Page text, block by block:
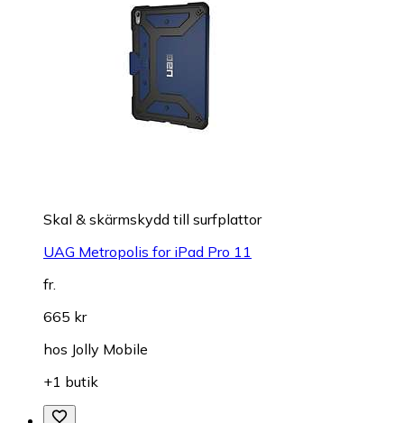
Skal & skärmskydd till surfplattor
UAG Metropolis for iPad Pro 11
fr.
665 kr
hos Jolly Mobile
+1 butik